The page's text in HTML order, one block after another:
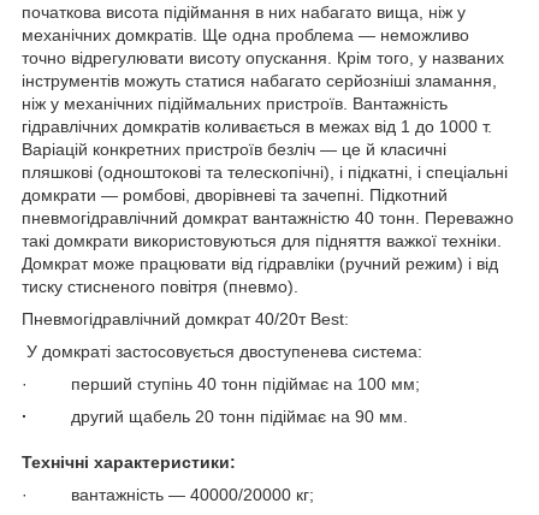
початкова висота підіймання в них набагато вища, ніж у
механічних домкратів. Ще одна проблема — неможливо
точно відрегулювати висоту опускання. Крім того, у названих
інструментів можуть статися набагато серйозніші зламання,
ніж у механічних підіймальних пристроїв. Вантажність
гідравлічних домкратів коливається в межах від 1 до 1000 т.
Варіацій конкретних пристроїв безліч — це й класичні
пляшкові (одноштокові та телескопічні), і підкатні, і спеціальні
домкрати — ромбові, дворівневі та зачепні. Підкотний
пневмогідравлічний домкрат вантажністю 40 тонн. Переважно
такі домкрати використовуються для підняття важкої техніки.
Домкрат може працювати від гідравліки (ручний режим) і від
тиску стисненого повітря (пневмо).
Пневмогідравлічний домкрат 40/20т Best:
У домкраті застосовується двоступенева система:
· перший ступінь 40 тонн підіймає на 100 мм;
· другий щабель 20 тонн підіймає на 90 мм.
Технічні характеристики:
· вантажність — 40000/20000 кг;